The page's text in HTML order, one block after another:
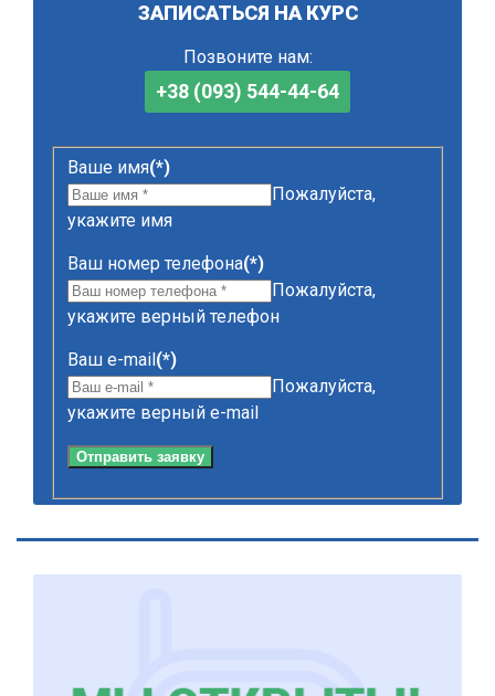
ЗАПИСАТЬСЯ НА КУРС
Позвоните нам:
+38 (093) 544-44-64
Ваше имя(*)
Пожалуйста,
укажите имя
Ваш номер телефона(*)
Пожалуйста,
укажите верный телефон
Ваш e-mail(*)
Пожалуйста,
укажите верный e-mail